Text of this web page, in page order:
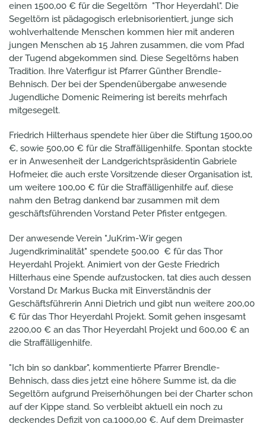
einen 1500,00 € für die Segeltörn "Thor Heyerdahl". Die
Segeltörn ist pädagogisch erlebnisorientiert, junge sich
wohlverhaltende Menschen kommen hier mit anderen
jungen Menschen ab 15 Jahren zusammen, die vom Pfad
der Tugend abgekommen sind. Diese Segeltörns haben
Tradition. Ihre Vaterfigur ist Pfarrer Günther Brendle-
Behnisch. Der bei der Spendenübergabe anwesende
Jugendliche Domenic Reimering ist bereits mehrfach
mitgesegelt.
Friedrich Hilterhaus spendete hier über die Stiftung 1500,00
€, sowie 500,00 € für die Straffälligenhilfe. Spontan stockte
er in Anwesenheit der Landgerichtspräsidentin Gabriele
Hofmeier, die auch erste Vorsitzende dieser Organisation ist,
um weitere 100,00 € für die Straffälligenhilfe auf, diese
nahm den Betrag dankend bar zusammen mit dem
geschäftsführenden Vorstand Peter Pfister entgegen.
Der anwesende Verein "JuKrim-Wir gegen
Jugendkriminalität" spendete 500,00 € für das Thor
Heyerdahl Projekt. Animiert von der Geste Friedrich
Hilterhaus eine Spende aufzustocken, tat dies auch dessen
Vorstand Dr. Markus Bucka mit Einverständnis der
Geschäftsführerin Anni Dietrich und gibt nun weitere 200,00
€ für das Thor Heyerdahl Projekt. Somit gehen insgesamt
2200,00 € an das Thor Heyerdahl Projekt und 600,00 € an
die Straffälligenhilfe.
"Ich bin so dankbar", kommentierte Pfarrer Brendle-
Behnisch, dass dies jetzt eine höhere Summe ist, da die
Segeltörn aufgrund Preiserhöhungen bei der Charter schon
auf der Kippe stand. So verbleibt aktuell ein noch zu
deckendes Defizit von ca.1000,00 €. Auf dem Dreimaster